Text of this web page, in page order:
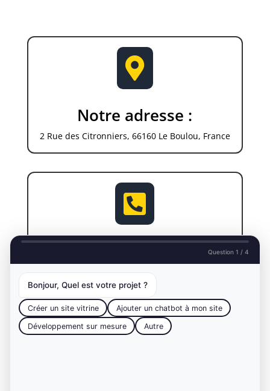

Notre adresse :
2 Rue des Citronniers, 66160 Le Boulou, France


Question 1 / 4
Bonjour, Quel est votre projet ?
Créer un site vitrine
Ajouter un chatbot à mon site
Développement sur mesure
Autre